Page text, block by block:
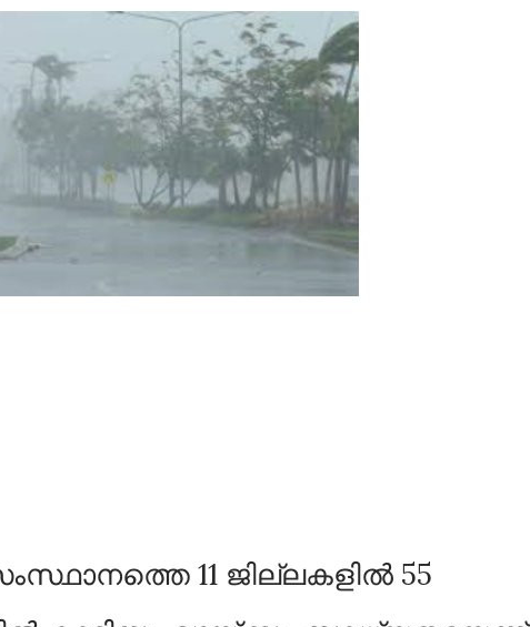
11 ജില്ലകളില്‍ 55